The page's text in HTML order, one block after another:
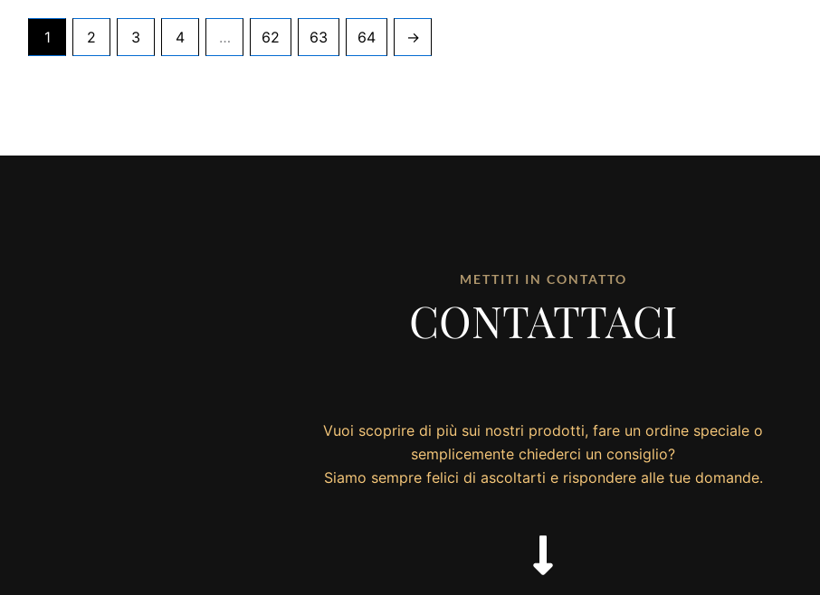
1 2 3 4 … 62 63 64 →
METTITI IN CONTATTO
CONTATTACI
Vuoi scoprire di più sui nostri prodotti, fare un ordine speciale o
semplicemente chiederci un consiglio?
Siamo sempre felici di ascoltarti e rispondere alle tue domande.